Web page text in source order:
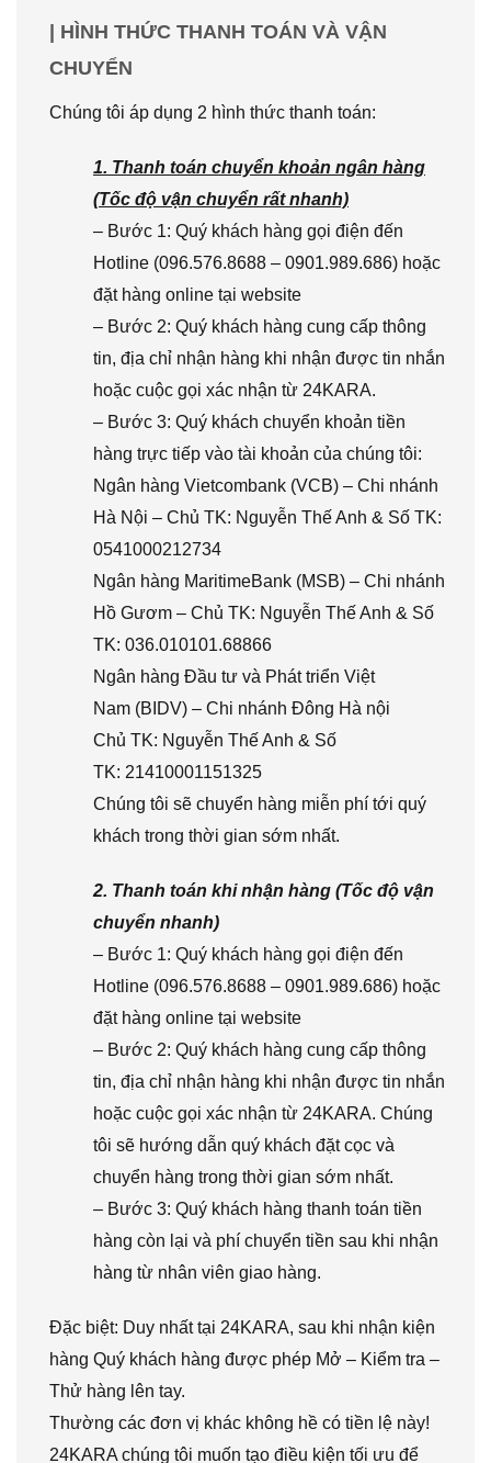
| HÌNH THỨC THANH TOÁN VÀ VẬN
CHUYỂN
Chúng tôi áp dụng 2 hình thức thanh toán:
1. Thanh toán chuyển khoản ngân hàng
(Tốc độ vận chuyển rất nhanh)
– Bước 1: Quý khách hàng gọi điện đến
Hotline (096.576.8688 – 0901.989.686) hoặc
đặt hàng online tại website
– Bước 2: Quý khách hàng cung cấp thông
tin, địa chỉ nhận hàng khi nhận được tin nhắn
hoặc cuộc gọi xác nhận từ 24KARA.
– Bước 3: Quý khách chuyển khoản tiền
hàng trực tiếp vào tài khoản của chúng tôi:
Ngân hàng Vietcombank (VCB) – Chi nhánh
Hà Nội – Chủ TK: Nguyễn Thế Anh & Số TK:
0541000212734
Ngân hàng MaritimeBank (MSB) – Chi nhánh
Hồ Gươm – Chủ TK: Nguyễn Thế Anh & Số
TK: 036.010101.68866
Ngân hàng Đầu tư và Phát triển Việt
Nam (BIDV) – Chi nhánh Đông Hà nội
Chủ TK: Nguyễn Thế Anh & Số
TK: 21410001151325
Chúng tôi sẽ chuyển hàng miễn phí tới quý
khách trong thời gian sớm nhất.
2. Thanh toán khi nhận hàng (Tốc độ vận
chuyển nhanh)
– Bước 1: Quý khách hàng gọi điện đến
Hotline (096.576.8688 – 0901.989.686) hoặc
đặt hàng online tại website
– Bước 2: Quý khách hàng cung cấp thông
tin, địa chỉ nhận hàng khi nhận được tin nhắn
hoặc cuộc gọi xác nhận từ 24KARA. Chúng
tôi sẽ hướng dẫn quý khách đặt cọc và
chuyển hàng trong thời gian sớm nhất.
– Bước 3: Quý khách hàng thanh toán tiền
hàng còn lại và phí chuyển tiền sau khi nhận
hàng từ nhân viên giao hàng.
Đặc biệt: Duy nhất tại 24KARA, sau khi nhận kiện
hàng Quý khách hàng được phép Mở – Kiểm tra –
Thử hàng lên tay.
Thường các đơn vị khác không hề có tiền lệ này!
24KARA chúng tôi muốn tạo điều kiện tối ưu để